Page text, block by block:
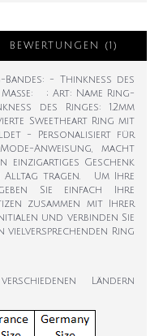
BEWERTUNGEN (1)
- Thinkness des
Maße: ; Art: Name Ring-
des Ringes: 1.2mm
Sweetheart Ring mit
- Personalisiert für
Anweisung, macht
einzigartiges Geschenk
Alltag tragen. Um Ihre
Sie einfach Ihre
zusammen mit Ihrer
und verbinden Sie
vielversprechenden Ring
Ländern